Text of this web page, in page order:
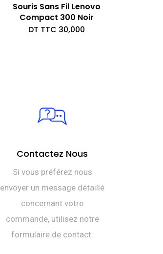
Souris Sans Fil Lenovo
Compact 300 Noir
DT TTC 30,000
Contactez Nous
Si vous préférez nous
envoyer un message détaillé
concernant votre
commande, utilisez notre
formulaire de contact.